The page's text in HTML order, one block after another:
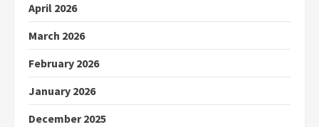
April 2026
March 2026
February 2026
January 2026
December 2025